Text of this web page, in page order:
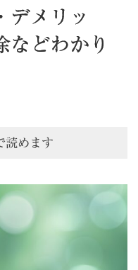
デメリッ
などわかり
読めます